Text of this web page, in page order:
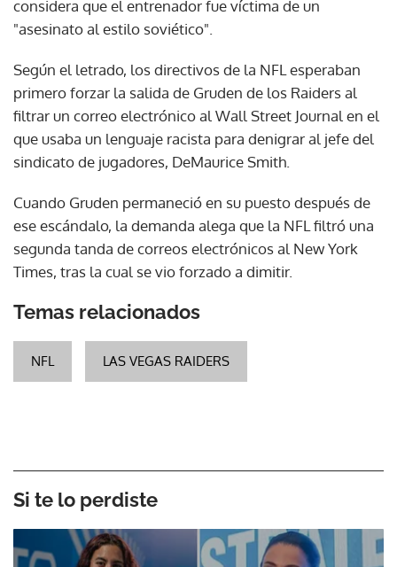
considera que el entrenador fue víctima de un
"asesinato al estilo soviético".
Según el letrado, los directivos de la NFL esperaban
primero forzar la salida de Gruden de los Raiders al
filtrar un correo electrónico al Wall Street Journal en el
que usaba un lenguaje racista para denigrar al jefe del
sindicato de jugadores, DeMaurice Smith.
Cuando Gruden permaneció en su puesto después de
ese escándalo, la demanda alega que la NFL filtró una
segunda tanda de correos electrónicos al New York
Times, tras la cual se vio forzado a dimitir.
Temas relacionados
NFL LAS VEGAS RAIDERS
Si te lo perdiste